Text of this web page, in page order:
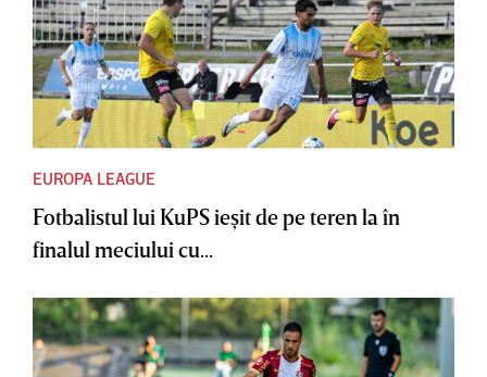
EUROPA LEAGUE
Fotbalistul lui KuPS ieşit de pe teren la în
finalul meciului cu...